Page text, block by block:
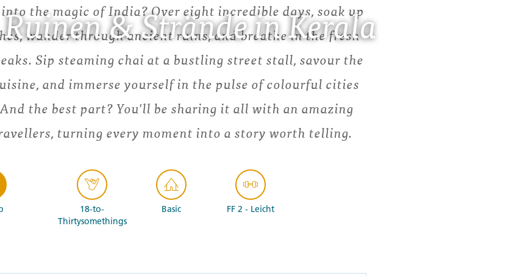
& Strände in Kerala
the magic of India? Over eight incredible days, soak up
wander through ancient ruins, and breathe in the fresh
Sip steaming chai at a bustling street stall, savour the
and immerse yourself in the pulse of colourful cities
the best part? You'll be sharing it all with an amazing
turning every moment into a story worth telling.
18-to-
Thirtysomethings
Basic FF 2 - Leicht